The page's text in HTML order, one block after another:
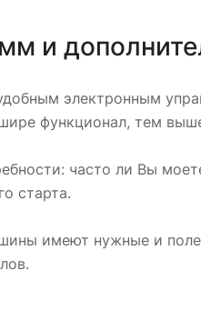
и
электронным
функционал, тем
часто ли Вы
старта.
имеют нужные и